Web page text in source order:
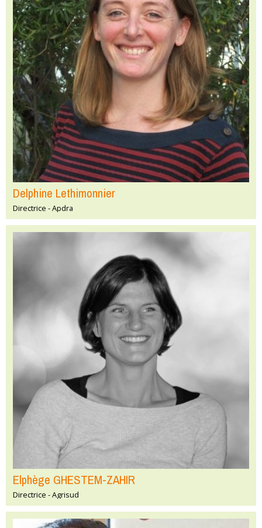
Delphine Lethimonnier
Directrice - Apdra
Elphège GHESTEM-ZAHIR
Directrice - Agrisud